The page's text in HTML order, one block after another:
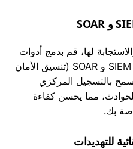
لها، قم بدمج أدوات
DRP الخاصة بك مع أنظمة SIEM و SOAR (تنسيق الأمان
يسمح بالتسجيل المركزي
للحوادث، مما يحسن كفاءة
بك.